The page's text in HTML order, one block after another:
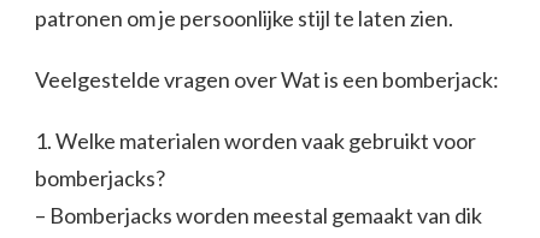
patronen om je persoonlijke stijl te laten zien.
Veelgestelde vragen over Wat is een bomberjack:
1. Welke materialen worden vaak gebruikt voor
bomberjacks?
– Bomberjacks worden meestal gemaakt van dik